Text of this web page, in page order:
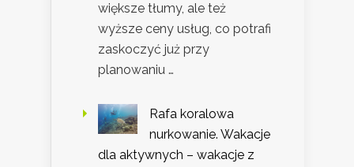
większe tłumy, ale też
wyższe ceny usług, co potrafi
zaskoczyć już przy
planowaniu …
Rafa koralowa
nurkowanie. Wakacje
dla aktywnych – wakacje z